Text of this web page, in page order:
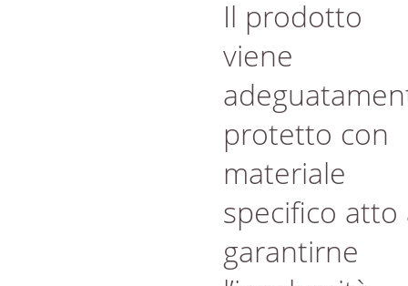
Il prodotto
viene
protetto con
materiale
specifico atto
garantirne